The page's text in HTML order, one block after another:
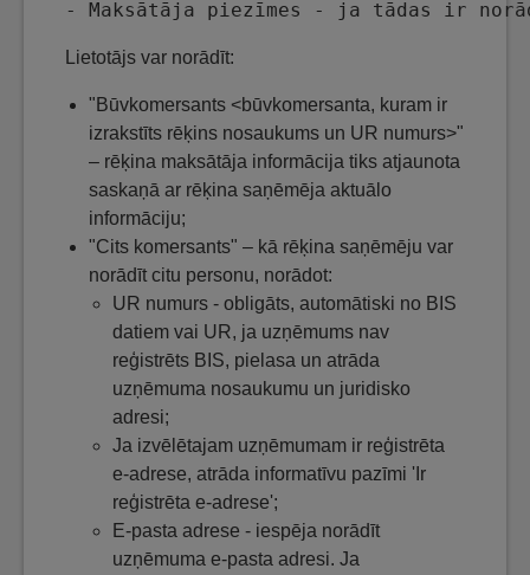
- Maksātāja piezīmes - ja tādas ir
Lietotājs var norādīt:
"Būvkomersants <būvkomersanta, kuram ir
izrakstīts rēķins nosaukums un UR numurs>"
– rēķina maksātāja informācija tiks atjaunota
saskaņā ar rēķina saņēmēja aktuālo
informāciju;
"Cits komersants" – kā rēķina saņēmēju var
norādīt citu personu, norādot:
UR numurs - obligāts, automātiski no BIS
datiem vai UR, ja uzņēmums nav
reģistrēts BIS, pielasa un atrāda
uzņēmuma nosaukumu un juridisko
adresi;
Ja izvēlētajam uzņēmumam ir reģistrēta
e-adrese, atrāda informatīvu pazīmi 'Ir
reģistrēta e-adrese';
E-pasta adrese - iespēja norādīt
uzņēmuma e-pasta adresi. Ja